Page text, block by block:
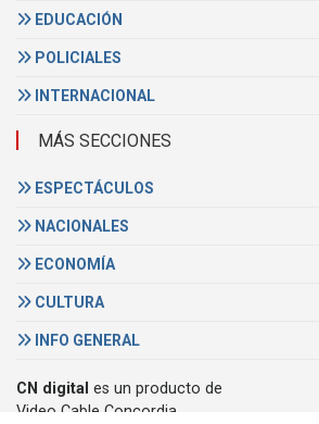
EDUCACIÓN
POLICIALES
INTERNACIONAL
MÁS SECCIONES
ESPECTÁCULOS
NACIONALES
ECONOMÍA
CULTURA
INFO GENERAL
CN digital es un producto de
Video Cable Concordia